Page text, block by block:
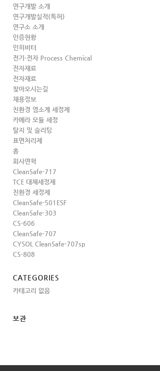
연구개발 소개
연구개발실적(특허)
연구소 소개
인증현황
인히비터
전기·전자 Process Chemical
전자재료
전자재료
찾아오시는길
채용정보
친환경 염소계 세정제
카메라 모듈 세정
탈지 및 슬리팅
표면처리제
홈
회사연혁
CleanSafe-717
TCE 대체세정제
친환경 세정제
CleanSafe-501ESF
CleanSafe-303
CS-606
CleanSafe-707
CYSOL CleanSafe-707sp
CS-808
CATEGORIES
카테고리 없음
보관